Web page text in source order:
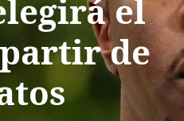
el
de